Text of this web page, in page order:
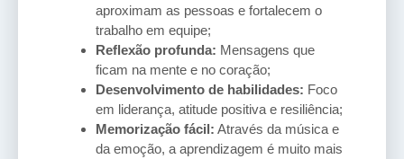
aproximam as pessoas e fortalecem o
trabalho em equipe;
Reflexão profunda: Mensagens que
ficam na mente e no coração;
Desenvolvimento de habilidades: Foco
em liderança, atitude positiva e resiliência;
Memorização fácil: Através da música e
da emoção, a aprendizagem é muito mais